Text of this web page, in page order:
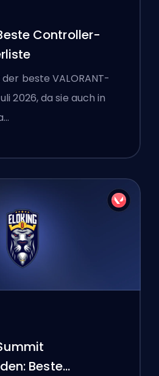
Controller-
der beste VALORANT-
2026, da sie auch in
Beste